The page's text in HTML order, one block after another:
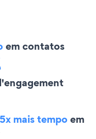
em contatos
mais tempoem